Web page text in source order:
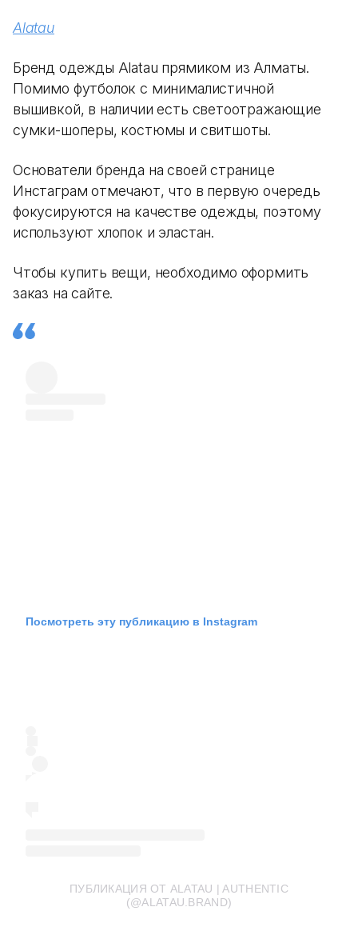
Alatau
Бренд одежды Alatau прямиком из Алматы.
Помимо футболок с минималистичной
вышивкой, в наличии есть светоотражающие
сумки-шоперы, костюмы и свитшоты.
Основатели бренда на своей странице
Инстаграм отмечают, что в первую очередь
фокусируются на качестве одежды, поэтому
используют хлопок и эластан.
Чтобы купить вещи, необходимо оформить
заказ на сайте.
Посмотреть эту публикацию в Instagram
ПУБЛИКАЦИЯ ОТ ALATAU | AUTHENTIC
(@ALATAU.BRAND)